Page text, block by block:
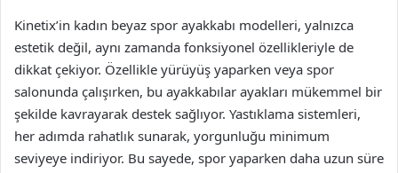
Kinetix’in kadın beyaz spor ayakkabı modelleri, yalnızca
estetik değil, aynı zamanda fonksiyonel özellikleriyle de
dikkat çekiyor. Özellikle yürüyüş yaparken veya spor
salonunda çalışırken, bu ayakkabılar ayakları mükemmel bir
şekilde kavrayarak destek sağlıyor. Yastıklama sistemleri,
her adımda rahatlık sunarak, yorgunluğu minimum
seviyeye indiriyor. Bu sayede, spor yaparken daha uzun süre